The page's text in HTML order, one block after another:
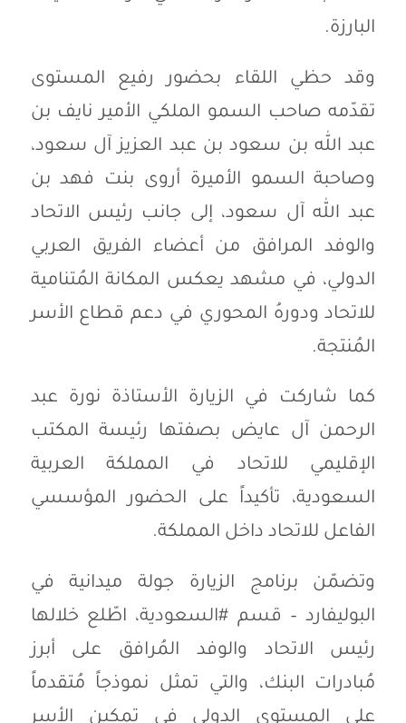
البارزة.
وقد حظي اللقاء بحضور رفيع المستوى
تقدّمه صاحب السمو الملكي الأمير نايف بن
عبد الله بن سعود بن عبد العزيز آل سعود،
وصاحبة السمو الأميرة أروى بنت فهد بن
عبد الله آل سعود، إلى جانب رئيس الاتحاد
والوفد المرافق من أعضاء الفريق العربي
الدولي، في مشهد يعكس المكانة المُتنامية
للاتحاد ودورهُ المحوري في دعم قطاع الأسر
المُنتجة.
كما شاركت في الزيارة الأستاذة نورة عبد
الرحمن آل عايض بصفتها رئيسة المكتب
الإقليمي للاتحاد في المملكة العربية
السعودية، تأكيداً على الحضور المؤسسي
الفاعل للاتحاد داخل المملكة.
وتضمّن برنامج الزيارة جولة ميدانية في
البوليفارد – قسم #السعودية، اطّلع خلالها
رئيس الاتحاد والوفد المُرافق على أبرز
مُبادرات البنك، والتي تمثل نموذجاً مُتقدماً
على المستوى الدولي في تمكين الأسر